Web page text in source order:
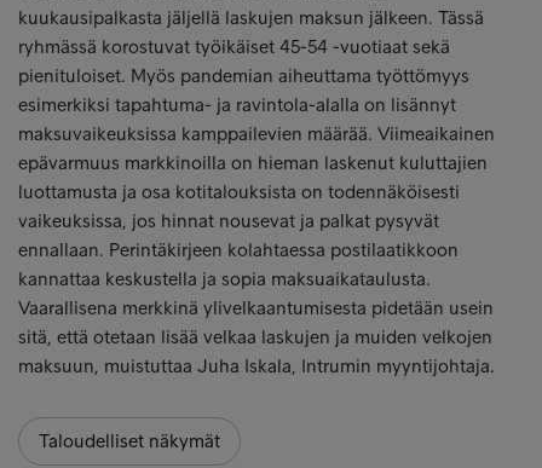
kuukausipalkasta jäljellä laskujen maksun jälkeen. Tässä
ryhmässä korostuvat työikäiset 45-54 -vuotiaat sekä
pienituloiset. Myös pandemian aiheuttama työttömyys
esimerkiksi tapahtuma- ja ravintola-alalla on lisännyt
maksuvaikeuksissa kamppailevien määrää. Viimeaikainen
epävarmuus markkinoilla on hieman laskenut kuluttajien
luottamusta ja osa kotitalouksista on todennäköisesti
vaikeuksissa, jos hinnat nousevat ja palkat pysyvät
ennallaan. Perintäkirjeen kolahtaessa postilaatikkoon
kannattaa keskustella ja sopia maksuaikataulusta.
Vaarallisena merkkinä ylivelkaantumisesta pidetään usein
sitä, että otetaan lisää velkaa laskujen ja muiden velkojen
maksuun, muistuttaa Juha Iskala, Intrumin myyntijohtaja.
Taloudelliset näkymät